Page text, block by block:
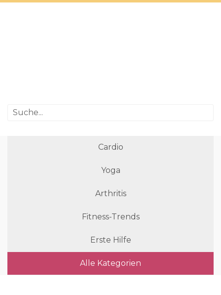
Cardio
Yoga
Arthritis
Fitness-Trends
Erste Hilfe
Alle Kategorien